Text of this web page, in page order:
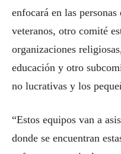
enfocará en las
veteranos, otro comité
organizaciones
educación y otro
no lucrativas y los
“Estos equipos van a
donde se encuentran